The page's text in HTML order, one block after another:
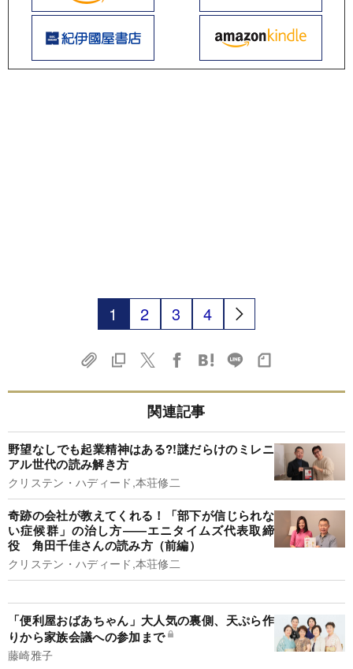
1 2 3 4
関連記事
野望なしでも起業精神はある?!謎だらけのミレニ
アル世代の読み解き方
クリステン・ハディード,本荘修二
奇跡の会社が教えてくれる！「部下が信じられな
い症候群」の治し方――エニタイムズ代表取締
役 角田千佳さんの読み方（前編）
クリステン・ハディード,本荘修二
「便利屋おばあちゃん」大人気の裏側、天ぷら作
りから家族会議への参加まで
藤崎雅子